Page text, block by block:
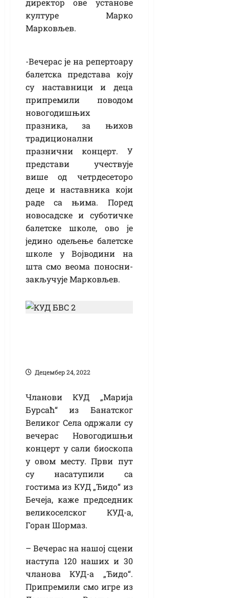
директор ове установе
културе Марко
Марковљев.
-Вечерас је на репертоару
балетска представа коју
су наставници и деца
припремили поводом
новогодишњих
празника, за њихов
традиционални
празнични концерт. У
представи учествује
више од четрдесеторо
деце и наставника који
раде са њима. Поред
новосадске и суботичке
балетске школе, ово је
једино одељење балетске
школе у Војводини на
шта смо веома поносни-
закључује Марковљев.
Децембер 24, 2022
Чланови КУД „Марија
Бурсаћ“ из Банатског
Великог Села одржали су
вечерас Новогодишњи
концерт у сали биоскопа
у овом месту. Први пут
су насатупили са
гостима из КУД „Ђидо“ из
Бечеја, каже председник
великоселског КУД-а,
Горан Шормаз.
– Вечерас на нашој сцени
наступа 120 наших и 30
чланова КУД-а „Ђидо“.
Припремили смо игре из